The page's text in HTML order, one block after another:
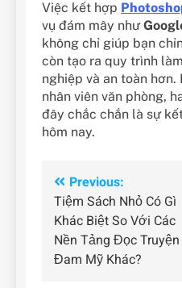
Việc kết hợp
vụ đám mây như
không chỉ giúp bạn
còn tạo ra quy trình
nghiệp và an toàn hơn.
nhân viên văn phòng,
đây chắc chắn là sự
hôm nay.
Điều
hướng
bài
viết
Previous:
Tiệm Sách Nhỏ Có Gì
Khác Biệt So Với Các
Nền Tảng Đọc Truyện
Đam Mỹ Khác?